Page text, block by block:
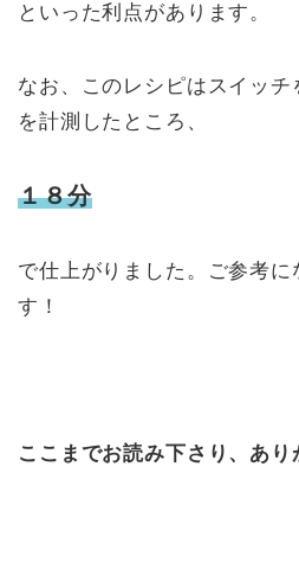
といった利点があります。
なお、このレシピはスイッチ
を計測したところ、
１８分
で仕上がりました。ご参考
す！
ここまでお読み下さり、あり